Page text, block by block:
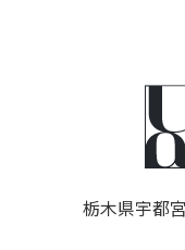
栃木県宇都